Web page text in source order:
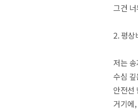
그건
2. 평상
저는
수심
안전선
거기에